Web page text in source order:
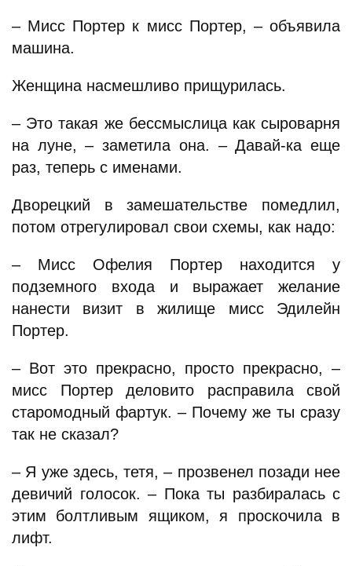
– Мисс Портер к мисс Портер, – объявила
машина.
Женщина насмешливо прищурилась.
– Это такая же бессмыслица как сыроварня
на луне, – заметила она. – Давай-ка еще
раз, теперь с именами.
Дворецкий в замешательстве помедлил,
потом отрегулировал свои схемы, как надо:
– Мисс Офелия Портер находится у
подземного входа и выражает желание
нанести визит в жилище мисс Эдилейн
Портер.
– Вот это прекрасно, просто прекрасно, –
мисс Портер деловито расправила свой
старомодный фартук. – Почему же ты сразу
так не сказал?
– Я уже здесь, тетя, – прозвенел позади нее
девичий голосок. – Пока ты разбиралась с
этим болтливым ящиком, я проскочила в
лифт.